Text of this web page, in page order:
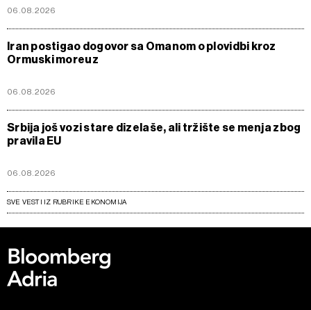
06.08.2026
Iran postigao dogovor sa Omanom o plovidbi kroz
Ormuski moreuz
06.08.2026
Srbija još vozi stare dizelaše, ali tržište se menja zbog
pravila EU
06.08.2026
SVE VESTI IZ RUBRIKE EKONOMIJA